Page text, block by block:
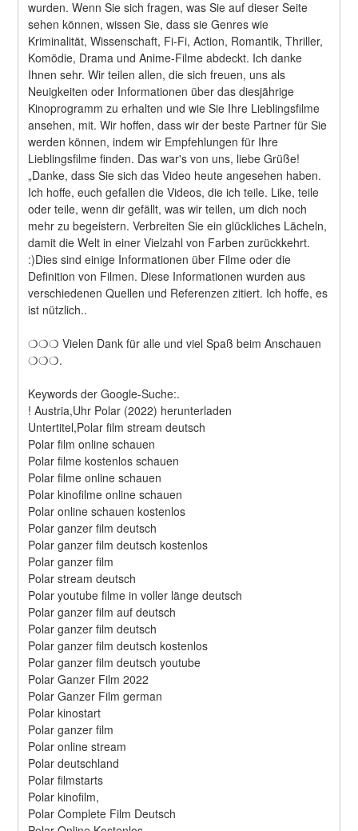
wurden. Wenn Sie sich fragen, was Sie auf dieser Seite
sehen können, wissen Sie, dass sie Genres wie
Kriminalität, Wissenschaft, Fi-Fi, Action, Romantik, Thriller,
Komödie, Drama und Anime-Filme abdeckt. Ich danke
Ihnen sehr. Wir teilen allen, die sich freuen, uns als
Neuigkeiten oder Informationen über das diesjährige
Kinoprogramm zu erhalten und wie Sie Ihre Lieblingsfilme
ansehen, mit. Wir hoffen, dass wir der beste Partner für Sie
werden können, indem wir Empfehlungen für Ihre
Lieblingsfilme finden. Das war's von uns, liebe Grüße!
„Danke, dass Sie sich das Video heute angesehen haben.
Ich hoffe, euch gefallen die Videos, die ich teile. Like, teile
oder teile, wenn dir gefällt, was wir teilen, um dich noch
mehr zu begeistern. Verbreiten Sie ein glückliches Lächeln,
damit die Welt in einer Vielzahl von Farben zurückkehrt.
:)Dies sind einige Informationen über Filme oder die
Definition von Filmen. Diese Informationen wurden aus
verschiedenen Quellen und Referenzen zitiert. Ich hoffe, es
ist nützlich..
❍❍❍ Vielen Dank für alle und viel Spaß beim Anschauen
❍❍❍.
Keywords der Google-Suche:.
! Austria,Uhr Polar (2022) herunterladen
Untertitel,Polar film stream deutsch
Polar film online schauen
Polar filme kostenlos schauen
Polar filme online schauen
Polar kinofilme online schauen
Polar online schauen kostenlos
Polar ganzer film deutsch
Polar ganzer film deutsch kostenlos
Polar ganzer film
Polar stream deutsch
Polar youtube filme in voller länge deutsch
Polar ganzer film auf deutsch
Polar ganzer film deutsch
Polar ganzer film deutsch kostenlos
Polar ganzer film deutsch youtube
Polar Ganzer Film 2022
Polar Ganzer Film german
Polar kinostart
Polar ganzer film
Polar online stream
Polar deutschland
Polar filmstarts
Polar kinofilm,
Polar Complete Film Deutsch